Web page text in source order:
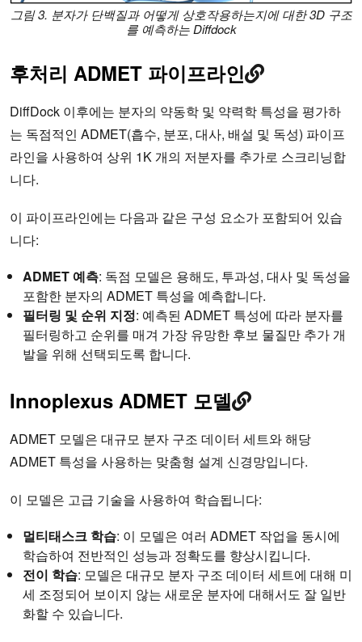
그림 3. 분자가 단백질과 어떻게 상호작용하는지에 대한 3D 구조
를 예측하는 Diffdock
후처리 ADMET 파이프라인
DiffDock 이후에는 분자의 약동학 및 약력학 특성을 평가하
는 독점적인 ADMET(흡수, 분포, 대사, 배설 및 독성) 파이프
라인을 사용하여 상위 1K 개의 저분자를 추가로 스크리닝합
니다.
이 파이프라인에는 다음과 같은 구성 요소가 포함되어 있습
니다:
ADMET 예측: 독점 모델은 용해도, 투과성, 대사 및 독성을
포함한 분자의 ADMET 특성을 예측합니다.
필터링 및 순위 지정: 예측된 ADMET 특성에 따라 분자를
필터링하고 순위를 매겨 가장 유망한 후보 물질만 추가 개
발을 위해 선택되도록 합니다.
Innoplexus ADMET 모델
ADMET 모델은 대규모 분자 구조 데이터 세트와 해당
ADMET 특성을 사용하는 맞춤형 설계 신경망입니다.
이 모델은 고급 기술을 사용하여 학습됩니다:
멀티태스크 학습: 이 모델은 여러 ADMET 작업을 동시에
학습하여 전반적인 성능과 정확도를 향상시킵니다.
전이 학습: 모델은 대규모 분자 구조 데이터 세트에 대해 미
세 조정되어 보이지 않는 새로운 분자에 대해서도 잘 일반
화할 수 있습니다.